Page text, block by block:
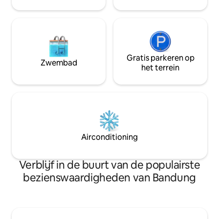
Zwembad
Gratis parkeren op
het terrein
Airconditioning
Verblijf in de buurt van de populairste
bezienswaardigheden van Bandung